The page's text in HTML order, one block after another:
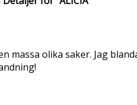
massa olika saker. Jag